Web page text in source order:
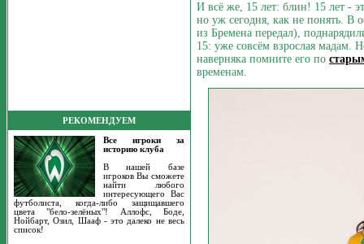
РЕКОМЕНДУЕМ
Все игроки за
историю клуба
В нашей базе
игроков Вы сможете
найти любого
интересующего Вас
футболиста, когда-либо защищавшего
цвета "бело-зелёных"! Аллофс, Боде,
Нойбарт, Озил, Шааф - это далеко не весь
список!
И всё же, 15 лет: блин! 15 лет -
но уж сегодня, как не понять. В
из Бремена передал),
15: уже совсём взрослая мадам.
наверняка помните его по
временам.